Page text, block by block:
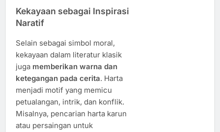
Kekayaan sebagai Inspirasi
Naratif
Selain sebagai simbol moral,
kekayaan dalam literatur klasik
juga memberikan warna dan
ketegangan pada cerita. Harta
menjadi motif yang memicu
petualangan, intrik, dan konflik.
Misalnya, pencarian harta karun
atau persaingan untuk